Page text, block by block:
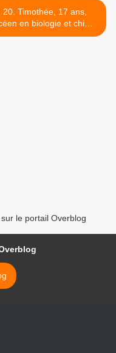
20. Timothée, 17 ans,
en biologie et chimie
>
le portail Overblog